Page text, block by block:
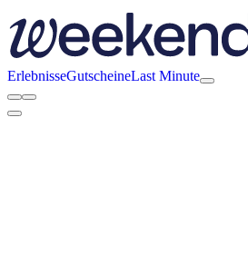
ErlebnisseGutscheineLast Minute